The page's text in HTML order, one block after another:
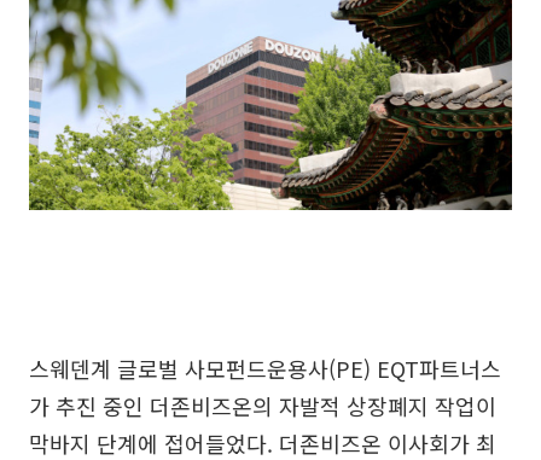
스웨덴계 글로벌 사모펀드운용사(PE) EQT파트너스
가 추진 중인 더존비즈온의 자발적 상장폐지 작업이
막바지 단계에 접어들었다. 더존비즈온 이사회가 최